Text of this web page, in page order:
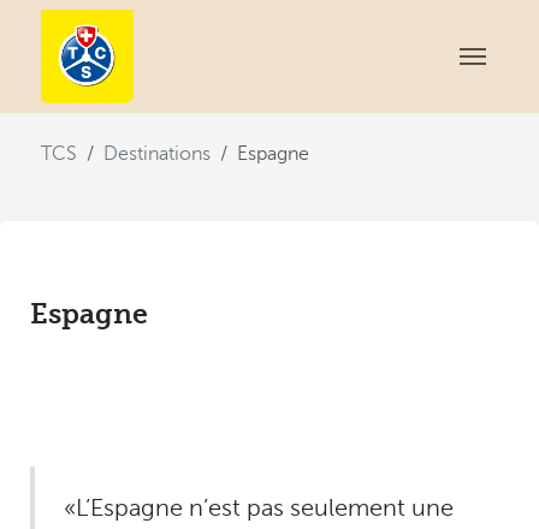
TCS Destinations Espagne
Espagne
«L’Espagne n’est pas seulement une